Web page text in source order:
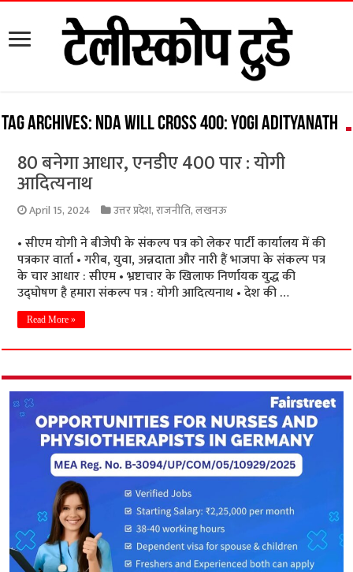
Tag Archives: NDA will cross 400: Yogi Adityanath
80 बनेगा आधार, एनडीए 400 पार : योगी
आदित्यनाथ
April 15, 2024 उत्तर प्रदेश,राजनीति,लखनऊ
• सीएम योगी ने बीजेपी के संकल्प पत्र को लेकर पार्टी कार्यालय में की
पत्रकार वार्ता • गरीब, युवा, अन्नदाता और नारी हैं भाजपा के संकल्प पत्र
के चार आधार : सीएम • भ्रष्टाचार के खिलाफ निर्णायक युद्ध की
उद्घोषण है हमारा संकल्प पत्र : योगी आदित्यनाथ • देश की …
Read More »